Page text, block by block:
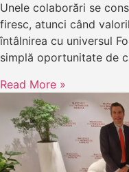
Unele colaborări se
firesc, atunci când
întâlnirea cu universul
simplă oportunitate de
Read More »